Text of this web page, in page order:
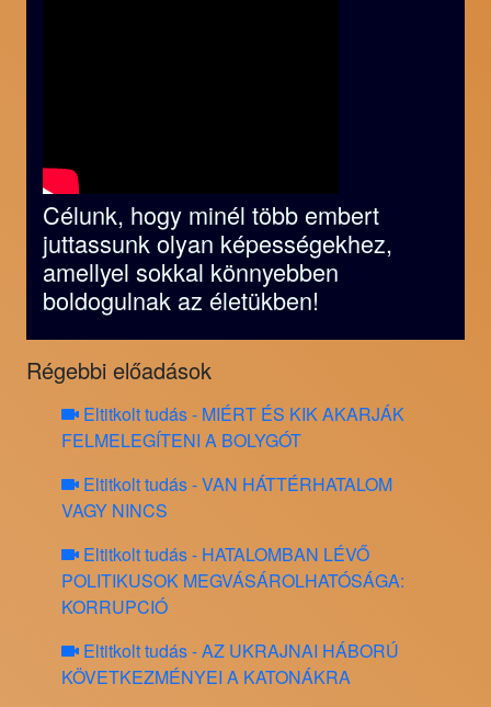
Célunk, hogy minél több embert
juttassunk olyan képességekhez,
amellyel sokkal könnyebben
boldogulnak az életükben!
Régebbi előadások
Eltitkolt tudás - MIÉRT ÉS KIK AKARJÁK
FELMELEGÍTENI A BOLYGÓT
Eltitkolt tudás - VAN HÁTTÉRHATALOM
VAGY NINCS
Eltitkolt tudás - HATALOMBAN LÉVŐ
POLITIKUSOK MEGVÁSÁROLHATÓSÁGA:
KORRUPCIÓ
Eltitkolt tudás - AZ UKRAJNAI HÁBORÚ
KÖVETKEZMÉNYEI A KATONÁKRA